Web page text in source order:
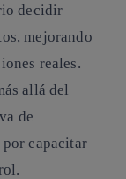
decidir
mejorando
reales.
allá del
de
por capacitar